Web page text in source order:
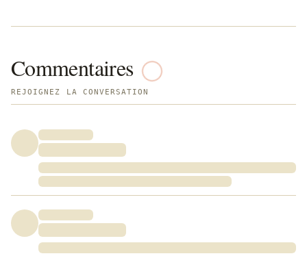
Commentaires
REJOIGNEZ LA CONVERSATION